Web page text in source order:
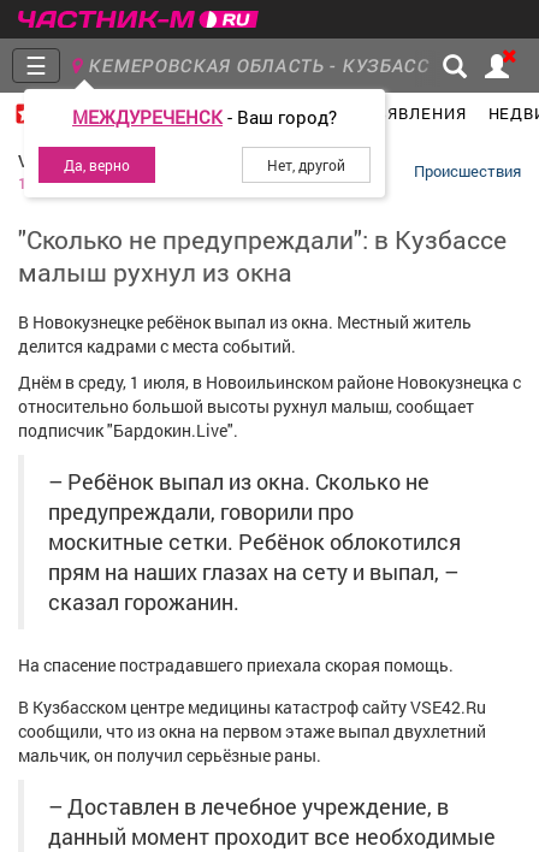
☰ КЕМЕРОВСКАЯ ОБЛАСТЬ - КУЗБАСС
МЕЖДУРЕЧЕНСК- Ваш город?
ГЛАВНАЯ ГРУППЫ НОВОСТИ ОБЪЯВЛЕНИЯ
Главная
Группы
Объявления Недвижимость
Работа Транспорт Компании
Афиша Обучение Проекты
ТВ программа Я - пенсионер
VSE42.RU
1 июля 2026
Происшествия
"Сколько не предупреждали": в Кузбассе
малыш рухнул из окна
В Новокузнецке ребёнок выпал из окна. Местный житель
делится кадрами с места событий.
Днём в среду, 1 июля, в Новоильинском районе Новокузнецка с
относительно большой высоты рухнул малыш, сообщает
подписчик "Бардокин.Live".
– Ребёнок выпал из окна. Сколько не
предупреждали, говорили про
москитные сетки. Ребёнок облокотился
прям на наших глазах на сету и выпал, –
сказал горожанин.
На спасение пострадавшего приехала скорая помощь.
В Кузбасском центре медицины катастроф сайту VSE42.Ru
сообщили, что из окна на первом этаже выпал двухлетний
мальчик, он получил серьёзные раны.
– Доставлен в лечебное учреждение, в
данный момент проходит все необходимые